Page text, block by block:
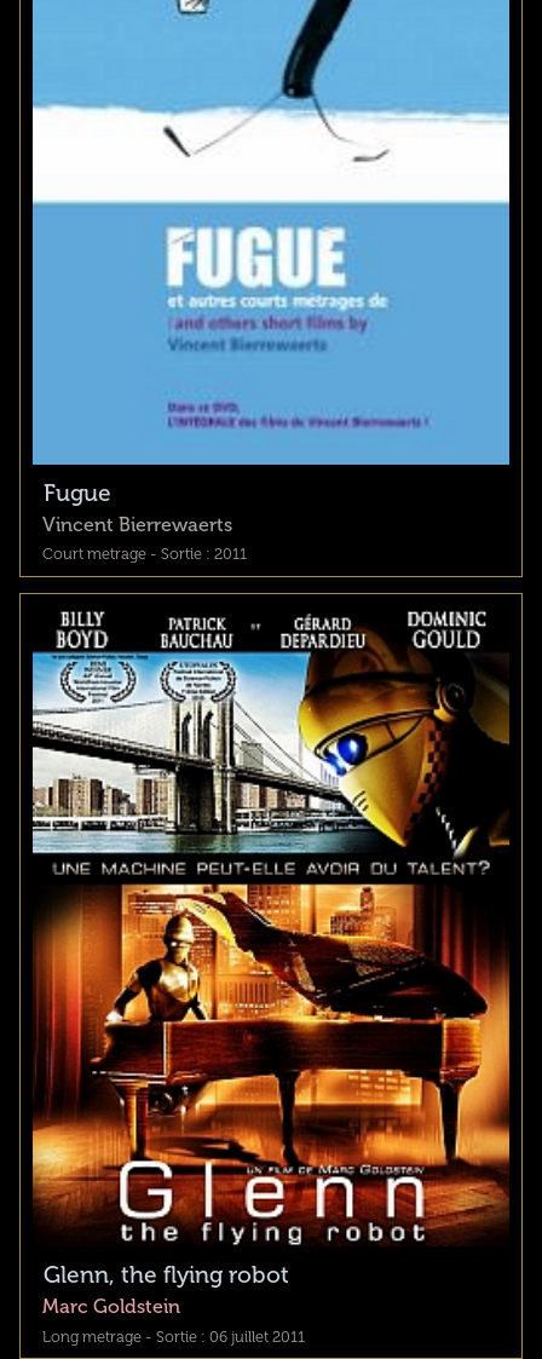
Fugue
Vincent Bierrewaerts
Court metrage - Sortie : 2011
Glenn, the flying robot
Marc Goldstein
Long metrage - Sortie : 06 juillet 2011